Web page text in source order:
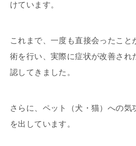
けています。
これまで、一度も直接会ったこと
術を行い、実際に症状が改善され
認してきました。
さらに、ペット（犬・猫）への気
を出しています。